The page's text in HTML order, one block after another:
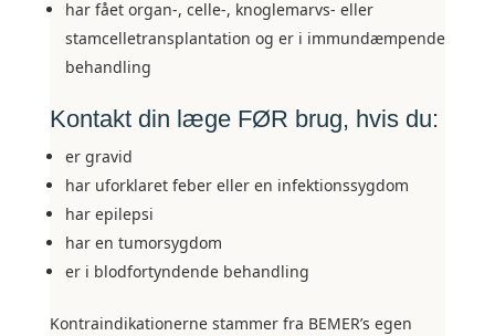
har fået organ-, celle-, knoglemarvs- eller
stamcelletransplantation og er i immundæmpende
behandling
Kontakt din læge FØR brug, hvis du:
er gravid
har uforklaret feber eller en infektionssygdom
har epilepsi
har en tumorsygdom
er i blodfortyndende behandling
Kontraindikationerne stammer fra BEMER’s egen